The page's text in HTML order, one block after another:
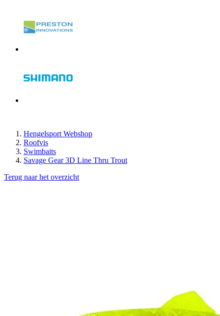
Hengelsport Webshop
Roofvis
Swimbaits
Savage Gear 3D Line Thru Trout
Terug naar het overzicht